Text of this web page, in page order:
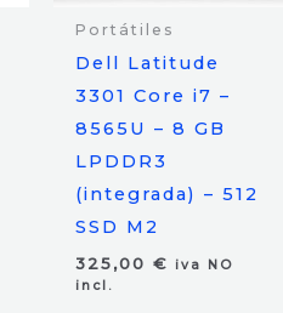
Portátiles
Dell Latitude
3301 Core i7 –
8565U – 8 GB
LPDDR3
(integrada) – 512
SSD M2
325,00 €
iva NO
incl.